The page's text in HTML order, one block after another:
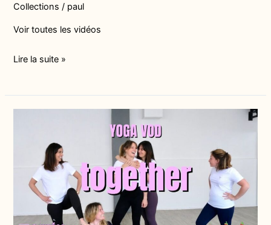
Collections / paul
Voir toutes les vidéos
Lire la suite »